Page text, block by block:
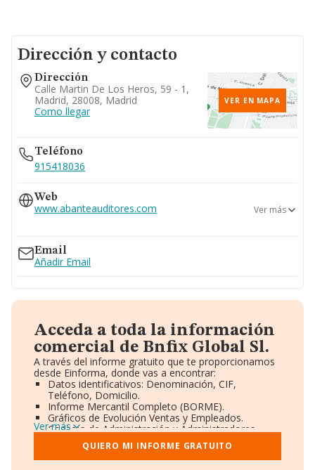
Dirección y contacto
Dirección
Calle Martin De Los Heros, 59 - 1,
Madrid, 28008, Madrid
Como llegar
VER EN MAPA
Teléfono
915418036
Web
www.abanteauditores.com Ver más
Email
Añadir Email
Acceda a toda la información
comercial de Bnfix Global Sl.
A través del informe gratuito que te proporcionamos
desde Einforma, donde vas a encontrar:
Datos identificativos: Denominación, CIF,
Teléfono, Domicilio.
Informe Mercantil Completo (BORME).
Gráficos de Evolución Ventas y Empleados.
Consejo de Administración y Administradores.
Directivos y Ejecutivos.
Accionistas.
Participaciones y Vinculaciones en otras empresas.
Ver más
QUIERO MI INFORME GRATUITO